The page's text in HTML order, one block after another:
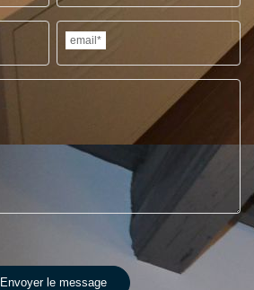
email*
Envoyer le message